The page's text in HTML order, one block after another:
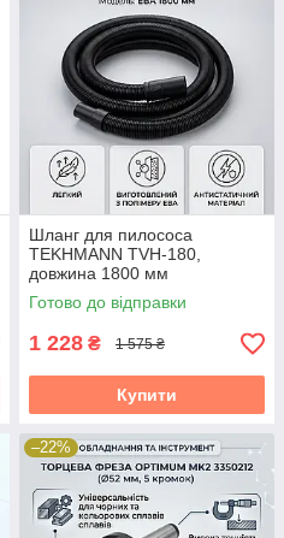
Шланг для пилососа
TEKHMANN TVH-180,
довжина 1800 мм
Готово до відправки
1 228 ₴ 1 575 ₴
Купити
–22%